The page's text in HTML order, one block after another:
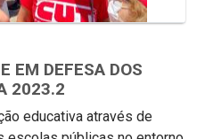
EM DEFESA DOS
2023.2
educativa através de